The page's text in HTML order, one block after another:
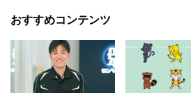
おすすめコンテンツ